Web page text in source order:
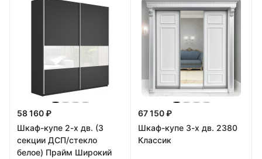
58 160 ₽
Шкаф-купе 2-х дв. (3
секции ДСП/стекло
белое) Прайм Широкий
67 150 ₽
Шкаф-купе 3-х дв. 2380
Классик